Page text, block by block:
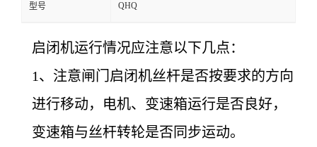
型号 QHQ
启闭机运行情况应注意以下几点：
1、注意闸门启闭机丝杆是否按要求的方向
进行移动，电机、变速箱运行是否良好，
变速箱与丝杆转轮是否同步运动。